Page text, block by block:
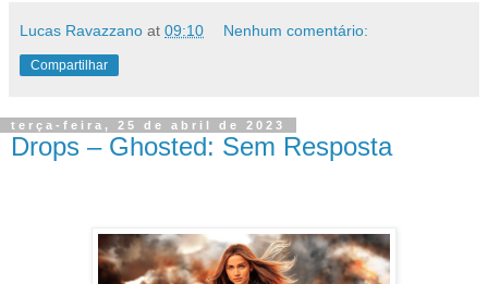
Lucas Ravazzano at 09:10 Nenhum comentário:
Compartilhar
terça-feira, 25 de abril de 2023
Drops – Ghosted: Sem Resposta